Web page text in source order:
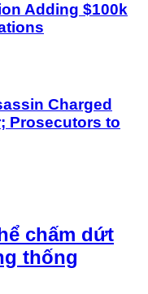
Adding $100k
Charged
Prosecutors to
chấm dứt
thống